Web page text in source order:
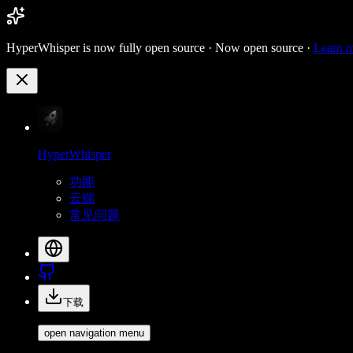
HyperWhisper is now fully open source · Now open source · Learn
HyperWhisper
功能
云端
常见问题
下载
open navigation menu